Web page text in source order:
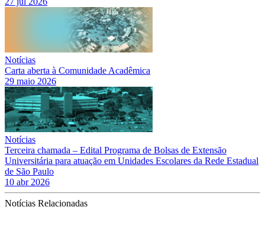
Notícias
Carta aberta à Comunidade Acadêmica
29 maio 2026
Notícias
Terceira chamada – Edital Programa de Bolsas de Extensão
Universitária para atuação em Unidades Escolares da Rede Estadual
de São Paulo
10 abr 2026
Notícias Relacionadas